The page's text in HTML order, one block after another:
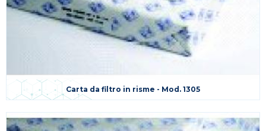
Carta da filtro in risme - Mod. 1305